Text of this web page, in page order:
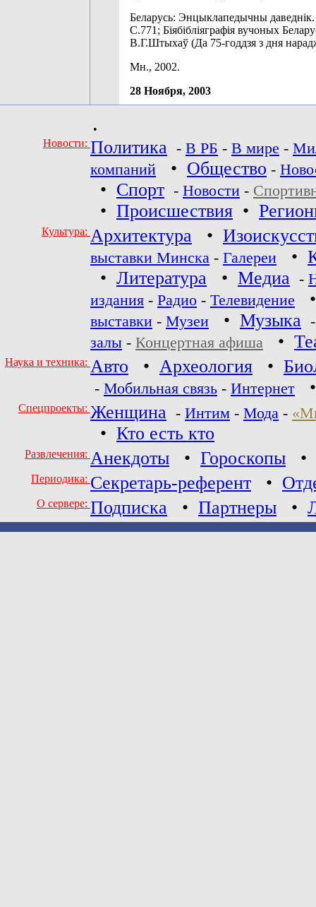
Беларусь: Энцыклапедычны
С.771; Біябібліяграфія вучоных
В.Г.Штыхаў (Да 75-годдзя з дня
Мн., 2002.
28 Ноября, 2003
•
Новости: Политика - В РБ - В мире -
компаний
• Общество -
• Спорт - Новости -
• Происшествия •
Культура: Архитектура •
выставки Минска - Галереи •
• Литература • Медиа -
издания - Радио - Телевидение
выставки - Музеи • Музыка
залы - Концертная афиша •
Наука и техника: Авто • Археология •
- Мобильная связь - Интернет
Спецпроекты: Женщина - Интим - Мода -
• Кто есть кто
Развлечения: Анекдоты • Гороскопы •
Периодика: Секретарь-референт •
О сервере: Подписка • Партнеры •